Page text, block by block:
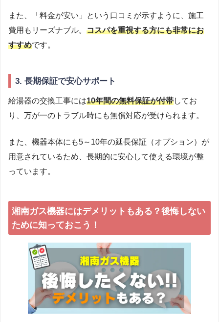
また、「料金が安い」という口コミが示すように、施工
費用もリーズナブル。 コスパを重視する方にも非常にお
すすめです。
3. 長期保証で安心サポート
給湯器の交換工事には10年間の無料保証が付帯してお
り、万が一のトラブル時にも無償対応が受けられます。
また、機器本体にも5～10年の延長保証（オプション）が
用意されているため、長期的に安心して使える環境が整
っています。
湘南ガス機器にはデメリットもある？後悔しない
ために知っておこう！